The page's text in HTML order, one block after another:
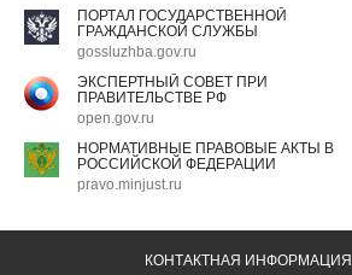
ПОРТАЛ ГОСУДАРСТВЕННОЙ
ГРАЖДАНСКОЙ СЛУЖБЫ
gossluzhba.gov.ru
ЭКСПЕРТНЫЙ СОВЕТ ПРИ
ПРАВИТЕЛЬСТВЕ РФ
open.gov.ru
НОРМАТИВНЫЕ ПРАВОВЫЕ АКТЫ В
РОССИЙСКОЙ ФЕДЕРАЦИИ
pravo.minjust.ru
КОНТАКТНАЯ ИНФОРМАЦИЯ